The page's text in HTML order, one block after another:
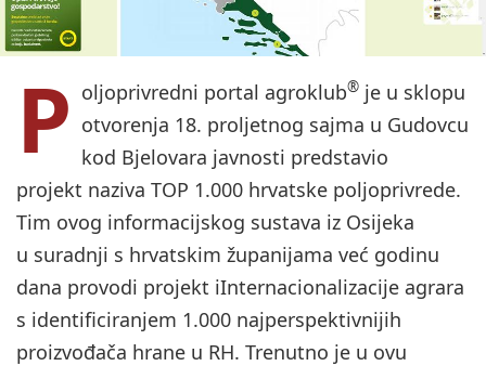
P oljoprivredni portal agroklub® je u sklopu
otvorenja 18. proljetnog sajma u Gudovcu
kod Bjelovara javnosti predstavio
projekt naziva TOP 1.000 hrvatske poljoprivrede.
Tim ovog informacijskog sustava iz Osijeka
u suradnji s hrvatskim županijama već godinu
dana provodi projekt iInternacionalizacije agrara
s identificiranjem 1.000 najperspektivnijih
proizvođača hrane u RH. Trenutno je u ovu